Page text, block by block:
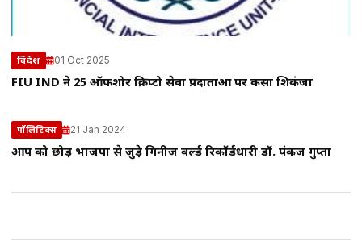
विदेश 01 Oct 2025
FIU IND ने 25 ऑफशोर क्रिप्टो सेवा प्रदाताओं पर कसा शिकंजा
पॉलिटिक्स 21 Jan 2024
आप को छोड़ भाजपा से जुड़े गिनीज वर्ल्ड रिकॉर्डधारी डॉ. पंकज गुप्ता